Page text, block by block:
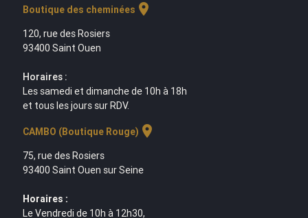
Boutique des cheminées location_on
120, rue des Rosiers
93400 Saint Ouen
Horaires :
Les samedi et dimanche de 10h à 18h
et tous les jours sur RDV.
CAMBO (Boutique Rouge) location_on
75, rue des Rosiers
93400 Saint Ouen sur Seine
Horaires :
Le Vendredi de 10h à 12h30,